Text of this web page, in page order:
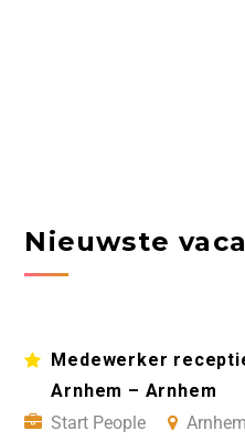
Nieuwste
Medewerker
Arnhem – Arnhem
Start People
Arnhem